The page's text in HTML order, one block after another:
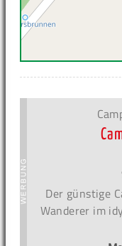
Der günstige
Wanderer im